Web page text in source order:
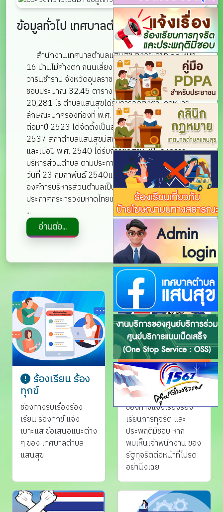
ข้อมูลทั่วไป เทศบาลตำบลแสนสุข
สำนักงานเทศบาลตำบลแสนสุข ตั้งอยู่เลขที่ 88 หมู่ที่
16 บ้านไม้ค้างตก ถนนเลี่ยงเมือง ตำบลแสนสุข อำเภอ
วารินชำราบ จังหวัดอุบลราชธานี มีเนื้อที่ในเขตรับผิด
ชอบประมาณ 32.45 ตารางกิโลเมตรหรือประมาณ
20,281 ไร่ ตำบลแสนสุขได้รับการจัดตั้งตามกฎหมาย
ลักษณะปกครองท้องที่ พ.ศ. 2475 เมื่อปี พ.ศ. 2492
ต่อมาปี 2523 ได้จัดตั้งเป็นสภาตำบลแสนสุข ในปี
2537 สภาตำบลแสนสุขมีสถานะเป็นสภานิติบัญญัติ
และเมื่อปี พ.ศ. 2540 ได้รับการยกฐานะเป็นองค์การ
บริหารส่วนตำบล ตามประกาศกระทรวงมหาดไทย เมื่อ
วันที่ 23 กุมภาพันธ์ 2540และได้รับการยกฐานะจาก
องค์การบริหารส่วนตำบลเป็นเทศบาลตำบล ตาม
ประกาศกระทรวงมหาดไทยเมื่อวันที่ 3 มิถุนายน 2548
...
ร้องเรียน ร้อง
ทุกข์
ช่องทางรับเรื่องร้อง
เรียน ร้องทุกข์ แจ้ง
เบาะแส ข้อเสนอแนะต่าง
ๆ ของ เทศบาลตำบล
แสนสุข
ร้องเรียนการ
ทุจริต
ช่องทางแจ้งเรื่องร้อง
เรียนการทุจริต และ
ประพฤติมิชอบ หาก
พบเห็นเจ้าพนักงาน ของ
รัฐทุจริตต่อหน้าที่โปรด
อย่านิ่งเฉย